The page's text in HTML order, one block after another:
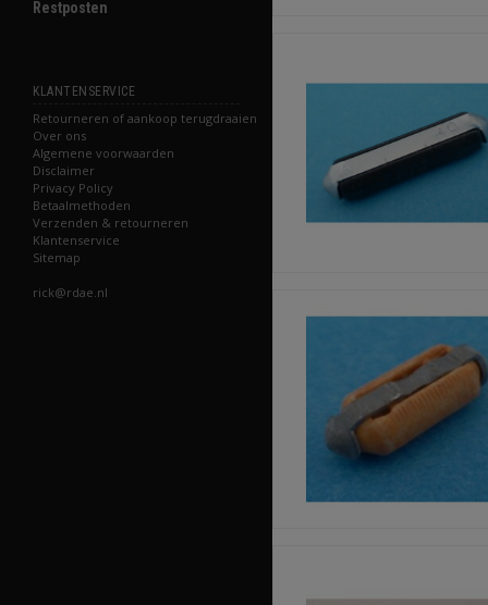
Restposten
KLANTENSERVICE
Retourneren of aankoop terugdraaien
Over ons
Algemene voorwaarden
Disclaimer
Privacy Policy
Betaalmethoden
Verzenden & retourneren
Klantenservice
Sitemap
rick@rdae.nl